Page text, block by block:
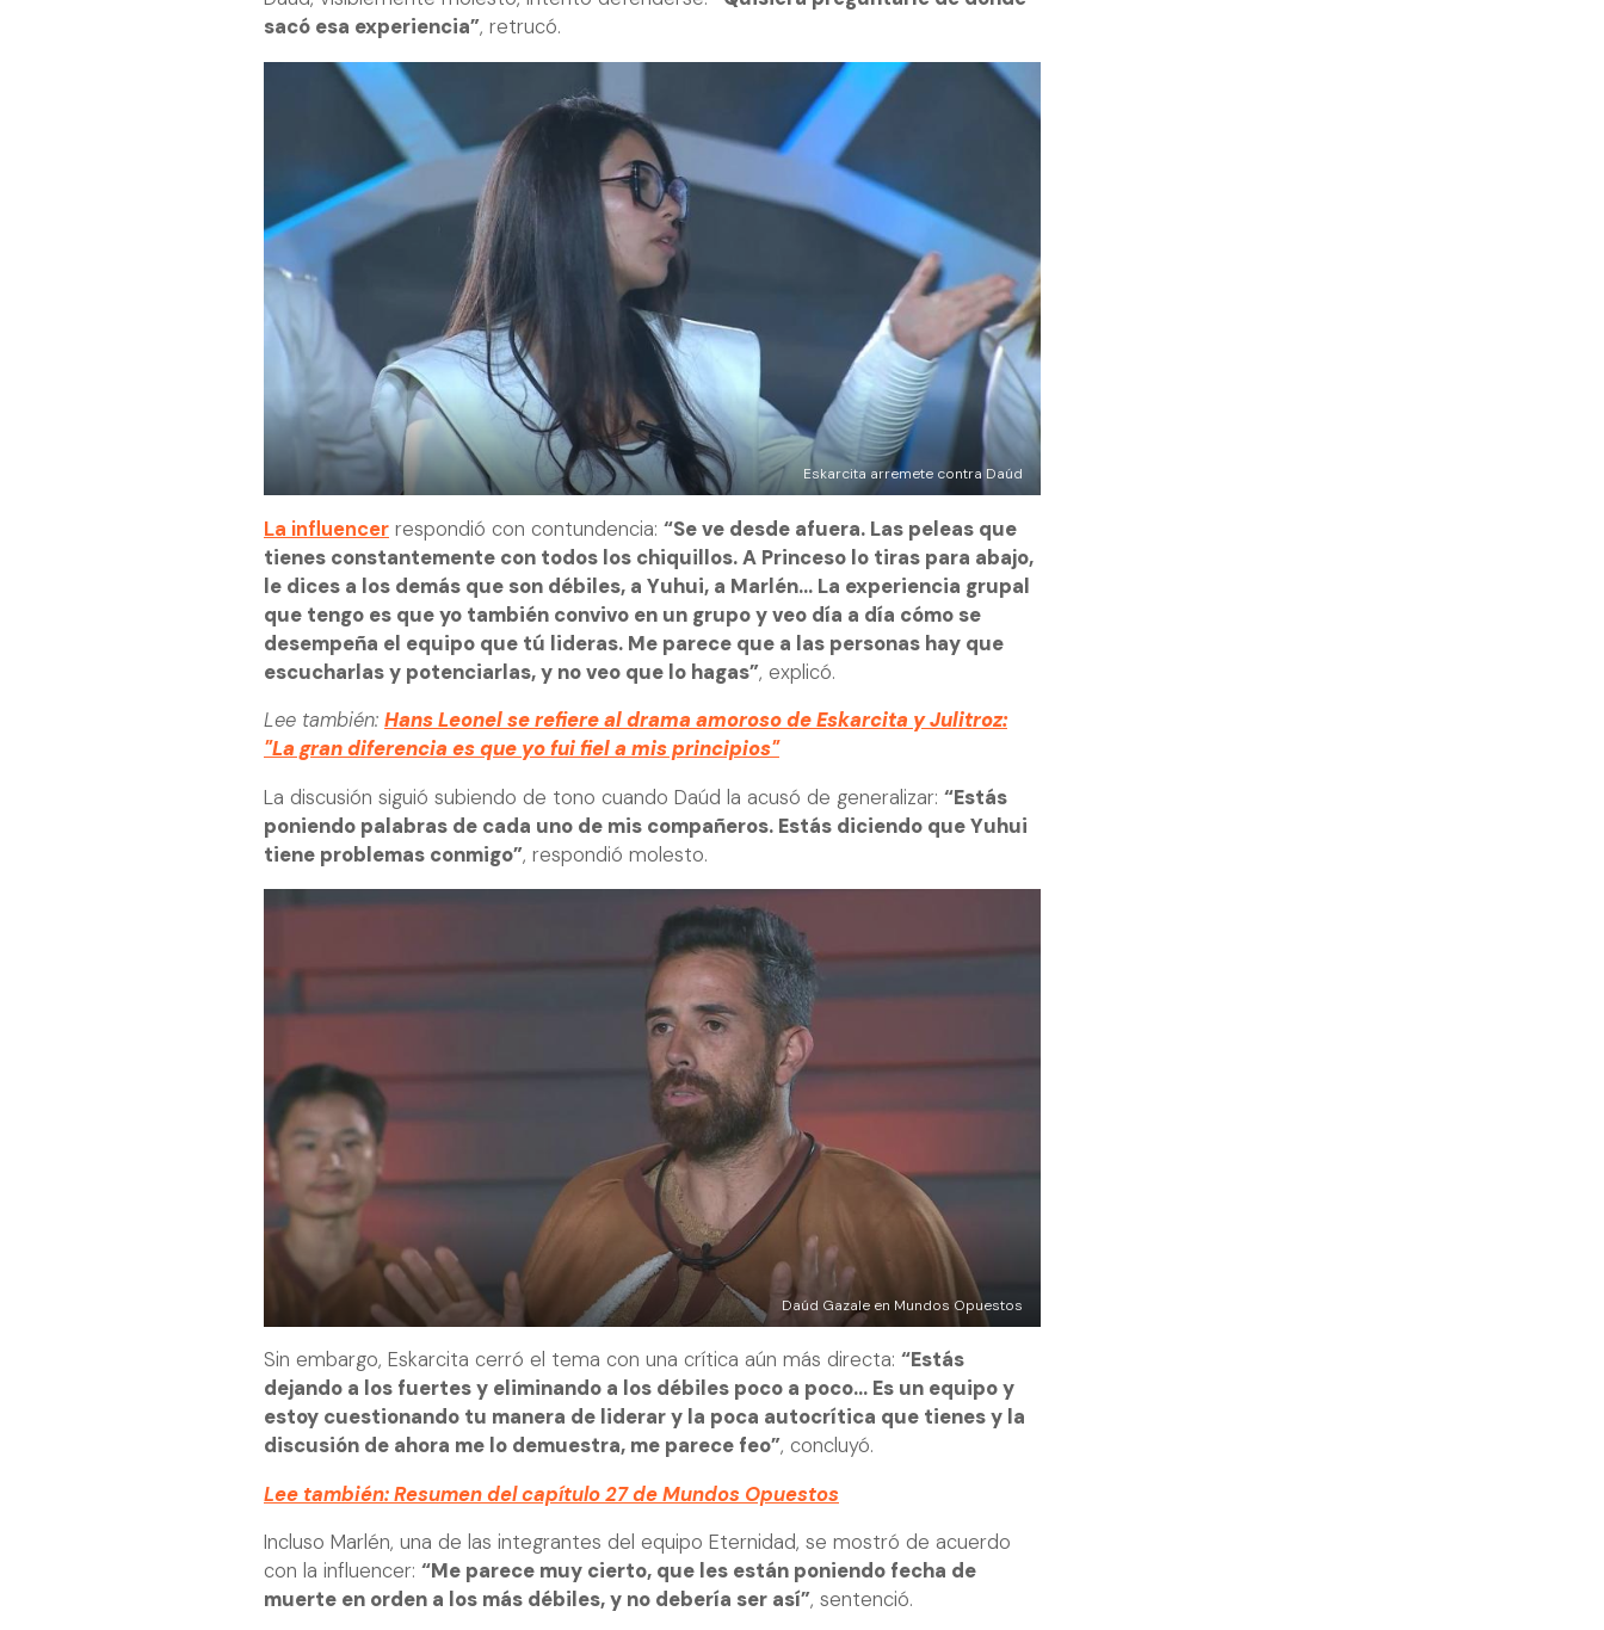
sacó esa experiencia”, retrucó.
Eskarcita arremete contra Daúd
La influencer respondió con contundencia: “Se ve desde afuera. Las peleas que
tienes constantemente con todos los chiquillos. A Princeso lo tiras para abajo,
le dices a los demás que son débiles, a Yuhui, a Marlén... La experiencia grupal
que tengo es que yo también convivo en un grupo y veo día a día cómo se
desempeña el equipo que tú lideras. Me parece que a las personas hay que
escucharlas y potenciarlas, y no veo que lo hagas”, explicó.
Lee también: Hans Leonel se refiere al drama amoroso de Eskarcita y Julitroz:
"La gran diferencia es que yo fui fiel a mis principios"
La discusión siguió subiendo de tono cuando Daúd la acusó de generalizar: “Estás
poniendo palabras de cada uno de mis compañeros. Estás diciendo que Yuhui
tiene problemas conmigo”, respondió molesto.
Daúd Gazale en Mundos Opuestos
Sin embargo, Eskarcita cerró el tema con una crítica aún más directa: “Estás
dejando a los fuertes y eliminando a los débiles poco a poco… Es un equipo y
estoy cuestionando tu manera de liderar y la poca autocrítica que tienes y la
discusión de ahora me lo demuestra, me parece feo”, concluyó.
Lee también: Resumen del capítulo 27 de Mundos Opuestos
Incluso Marlén, una de las integrantes del equipo Eternidad, se mostró de acuerdo
con la influencer: “Me parece muy cierto, que les están poniendo fecha de
muerte en orden a los más débiles, y no debería ser así”, sentenció.